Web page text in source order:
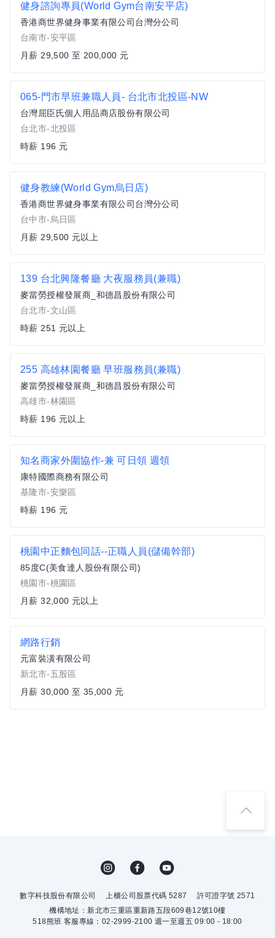
健身諮詢專員(World Gym台南安平店)
香港商世界健身事業有限公司台灣分公司
台南市-安平區
月薪 29,500 至 200,000 元
065-門市早班兼職人員- 台北市北投區-NW
台灣屈臣氏個人用品商店股份有限公司
台北市-北投區
時薪 196 元
健身教練(World Gym烏日店)
香港商世界健身事業有限公司台灣分公司
台中市-烏日區
月薪 29,500 元以上
139 台北興隆餐廳 大夜服務員(兼職)
麥當勞授權發展商_和德昌股份有限公司
台北市-文山區
時薪 251 元以上
255 高雄林園餐廳 早班服務員(兼職)
麥當勞授權發展商_和德昌股份有限公司
高雄市-林園區
時薪 196 元以上
知名商家外圍協作-兼 可日領 週領
康特國際商務有限公司
基隆市-安樂區
時薪 196 元
桃園中正麵包同話--正職人員(儲備幹部)
85度C(美食達人股份有限公司)
桃園市-桃園區
月薪 32,000 元以上
網路行銷
元富裝潢有限公司
新北市-五股區
月薪 30,000 至 35,000 元
數字科技股份有限公司 上櫃公司股票代碼 5287
許可證字號 2571
機構地址：新北市三重區重新路五段609巷12號10樓
518熊班 客服專線：02-2999-2100 週一至週五 09:00 - 18:00